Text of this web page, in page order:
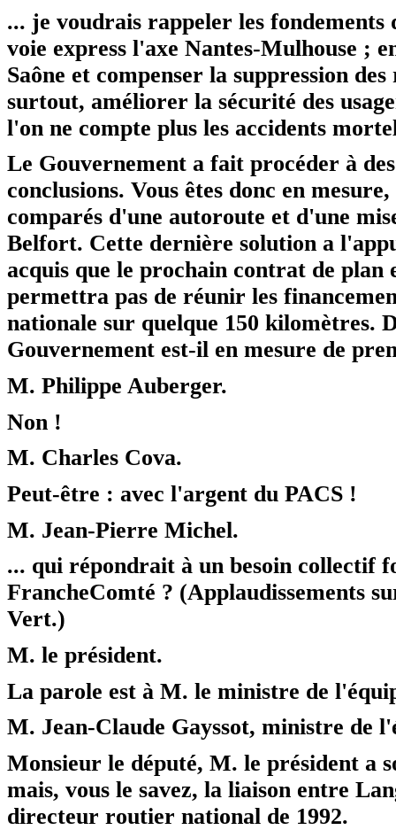
... je voudrais rappeler les
voie express l'axe Nantes-Mulhouse ;
Saône et compenser la suppression
surtout, améliorer la sécurité des
l'on ne compte plus les accidents
Le Gouvernement a fait procéder à
conclusions. Vous êtes donc en
comparés d'une autoroute et d'une
Belfort. Cette dernière solution a
acquis que le prochain contrat de
permettra pas de réunir les
nationale sur quelque 150 kilomètres.
Gouvernement est-il en mesure de
M. Philippe Auberger.
Non !
M. Charles Cova.
Peut-être : avec l'argent du PACS !
M. Jean-Pierre Michel.
... qui répondrait à un besoin collectif
FrancheComté ? (Applaudissements
Vert.)
M. le président.
La parole est à M. le ministre de
M. Jean-Claude Gayssot, ministre de
Monsieur le député, M. le président a
mais, vous le savez, la liaison entre
directeur routier national de 1992.